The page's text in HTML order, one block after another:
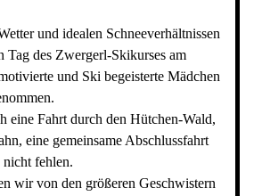
und idealen Schneeverhältnissen
Tag des Zwergerl-Skikurses am
und Ski begeisterte Mädchen
eine Fahrt durch den Hütchen-Wald,
eine gemeinsame Abschlussfahrt
fehlen.
wir von den größeren Geschwistern